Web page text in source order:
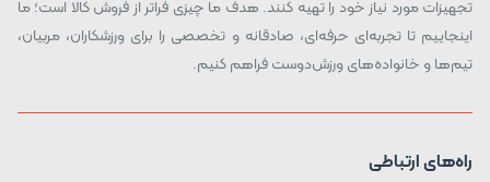
تجهیزات مورد نیاز خود را تهیه کنند. هدف ما چیزی فراتر از فروش کالا است؛ ما
اینجاییم تا تجربه‌ای حرفه‌ای، صادقانه و تخصصی را برای ورزشکاران، مربیان،
تیم‌ها و خانواده‌های ورزش‌دوست فراهم کنیم.
راه‌های ارتباطی